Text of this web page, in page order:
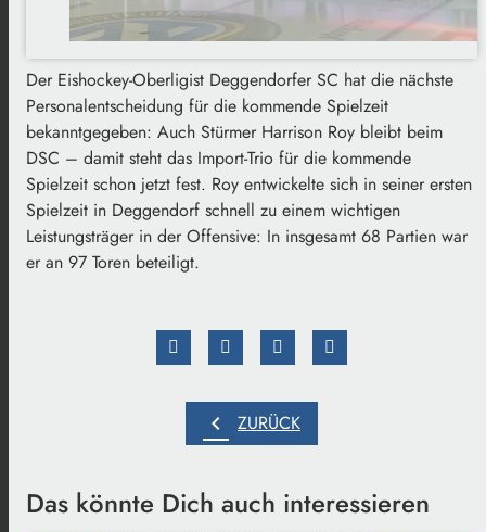
Der Eishockey-Oberligist Deggendorfer SC hat die nächste
Personalentscheidung für die kommende Spielzeit
bekanntgegeben: Auch Stürmer Harrison Roy bleibt beim
DSC – damit steht das Import-Trio für die kommende
Spielzeit schon jetzt fest. Roy entwickelte sich in seiner ersten
Spielzeit in Deggendorf schnell zu einem wichtigen
Leistungsträger in der Offensive: In insgesamt 68 Partien war
er an 97 Toren beteiligt.
chevron_left ZURÜCK
Das könnte Dich auch interessieren